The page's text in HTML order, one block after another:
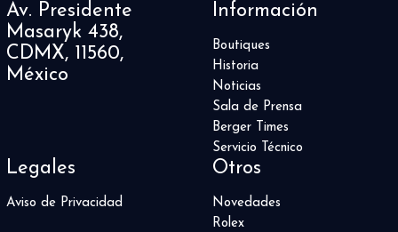
Av. Presidente
Masaryk 438,
CDMX, 11560,
México
Información
Boutiques
Historia
Noticias
Sala de Prensa
Berger Times
Servicio Técnico
Legales
Aviso de Privacidad
Otros
Novedades
Rolex